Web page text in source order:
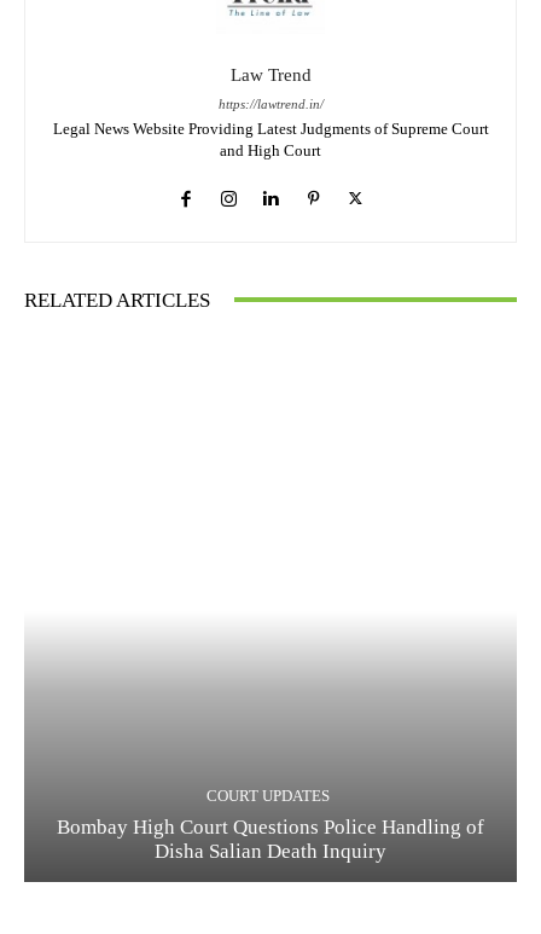
Law Trend
https://lawtrend.in/
Legal News Website Providing Latest Judgments of Supreme Court
and High Court
RELATED ARTICLES
COURT UPDATES
Bombay High Court Questions Police Handling of
Disha Salian Death Inquiry